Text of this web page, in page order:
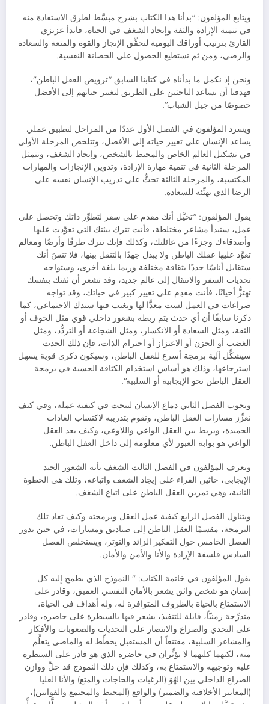
ويتابع المؤلفون: “بدأنا هذا الكتاب بشرح مبسَّط لطرق الاستفادة منه
في تنمية الإرادة والثقة وإيجاد الشغف في الحياة، فابدأ عزيزي
القارئ بترتيب أوراقك اليومية لتحقِّق الإنجاز والقوة والمتعة والسعادة
والرضى، ومن ثم تستطيع الحصول على الحصانة النفسية.
ونحن إذ نكمل ما بدأناه في كتابنا السابق “ترويض العقل الباطن”،
فهدفنا أن نساعد الباحثين على الطريق لتغيير حياتهم إلى الأفضل
خصوصًا من جيل الشباب”.
ويسرد المؤلفون في الفصل الأول عددًا من المراحل لتطبيق عملي
يساعد الإنسان على تغيير حياته إلى الأفضل، وتتلخص المرحلة الأولى
في تشكيل العالم الخاص والمحيط بالشخص، وإيجاد الشغف، وتتمثل
المرحلة الثانية في تنمية مهارة الإرادة، وتدوين الإنجازات والمهارات
المكتسبة، والمرحلة الثالثة تحثُّ على تدريب الإنسان نفسه على
الرضا الذي يهيِّئه للسعادة.
يقول المؤلفون: “تخيَّل أنك مقدم على سفر لتطوِّر ذاتك وتحصل على
عمل، ستبدأ مشاعر مختلطة، فأنت تترك بيئتك التي تعوَّدت عليها
وأصدقاءك وجزءًا من عائلتك، وكذلك فإنك تترك طرقًا وأرضًا ومعالم
تعوَّد عليها عقلك الباطن ولا يبذل جهدًا بالتنقل بينها، فلا تنسَ أنك
ستقابل أناسًا جددًا بثقافة مختلفة وربما بلغة أخرى، وستواجه
تحديات السفر والانتقال إلى عالم جديد، وقد تشعر أن ثقتك بنفسك
تهتزُّ أحيانًا، فأنت مقدِم على تغيير كبير في حياتك، وقد تواجه
صراعات في العمل لست معدًّا لها ويغيب فيها سندك الاجتماعي، كما
ذكرنا سابقًا أن أي حدث يتم ربطه بشعور داخلي قوي مثل الخوف أو
الثقة، ومثل السعادة أو الانكسار، ومثل الشجاعة أو التردُّد، ومثل
الغضب أو الحزن أو الاعتزاز أو احترام الذات، فإن ذلك الحدث
سيشكِّل آلية برمجة أسرع للعقل الباطن، وسيكون ذكرى قوية يسهل
استرجاعها، وذلك هو أساس استخدام الكثافة الحسية في برمجة
العقل الباطن نحو الإيجابية أو السلبية”.
ويجوب الفصل الثاني دماغ الإنسان ليبحث في كيفية عمله، وفي كيف
نعزِّز مسارات العقل الباطن، ونقوم بتدريبه لاكتساب العادات
الحميدة، ويربط بين العقل الواعي واللاوعي، وكيف يعد العقل
الواعي هو بوابة العبور لأي معلومة إلى داخل العقل الباطن.
ويعرف المؤلفون في الفصل الثالث الشغف بأنه الشعور الجيد
الإيجابي، حاثين القراء على إيجاد الشغف واتباعه، وتلك هي الخطوة
الثانية، وهي تمرين العقل الباطن على اتباع الشغف.
ويتناول الفصل الرابع كيفية عمل العقل وبرمجته وكيف تعاد تلك
البرمجة، مقسمًا العقل الباطن إلى صناديق ومسارات، في حين يدور
الفصل الخامس حول التفكير الزائد والتوتر، ويستخلص الفصل
السادس فلسفة الإرادة والأنا والأمن والأمان.
يقول المؤلفون في خاتمة الكتاب: ” النموذج الذي يطمح إليه كل
إنسان هو شخص واثق يشعر بالأمان النفسي العميق، وقادر على
الاستمتاع بالحياة بالظروف المتوافرة له، وله أهداف في الحياة،
متدرِّجة زمنيّاً، قابلة للتنفيذ، يشعر فيها بالسيطرة على حاضره، وقادر
على التحدي والصراع والانتصار على التحديات والصعوبات والأفكار
والمشاعر السلبية، مقتنعاً أن المستقبل يخطِّط له والماضي يتعلَّم
منه، لكنهما كليهما لا يؤثِّران في حاضره الذي هو قادر على السيطرة
عليه وتوجيهه والاستمتاع به، وكذلك فإن ذلك النموذج قد حلَّ ووازن
الصراع الداخلي بين الهُوَ (الرغبات والحاجات والمتع) والأنا العليا
(المعايير الأخلاقية والضمير) والواقع (المحيط والمجتمع والقوانين)،